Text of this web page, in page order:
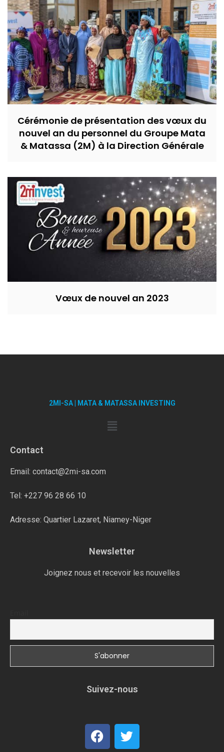
Cérémonie de présentation des vœux du
nouvel an du personnel du Groupe Mata
& Matassa (2M) à la Direction Générale
Vœux de nouvel an 2023
2MI-SA | MATA & MATASSA INVESTING
Contact
Email: contact@2mi-sa.com
Tel: +227 96 28 66 10
Adresse: Quartier Lazaret, Niamey-Niger
Newsletter
Joignez nous et recevoir les nouvelles
Suivez-nous